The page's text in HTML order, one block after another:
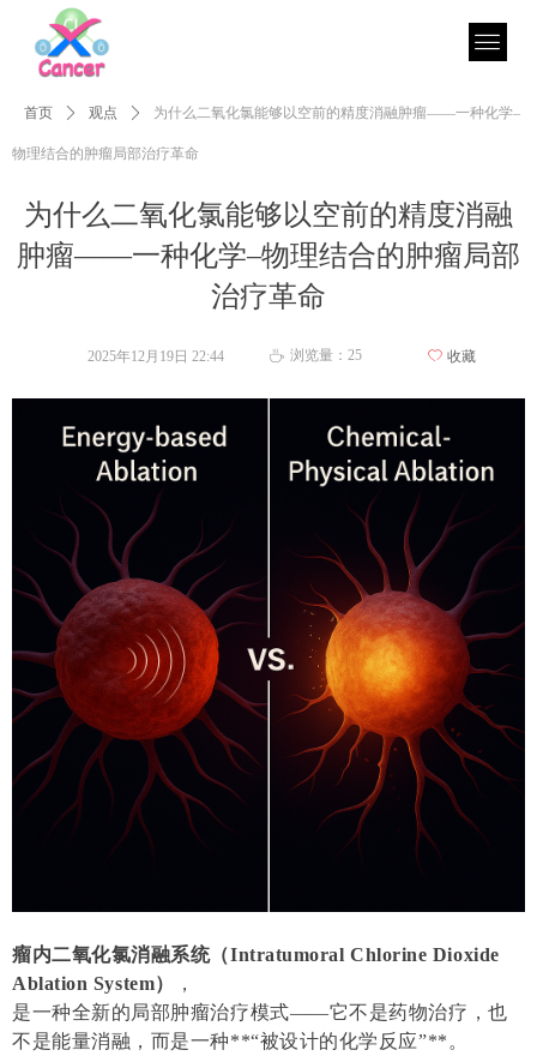
为什么二氧化氯能够以空前的精度消融
肿瘤——一种化学–物理结合的肿瘤局部
治疗革命
首页 ꄲ 观点 ꄲ 为什么二氧化氯能够以空前的精度消融肿瘤——一种化学–
物理结合的肿瘤局部治疗革命
瘤内二氧化氯消融系统（Intratumoral Chlorine Dioxide
Ablation System）
，
是一种全新的局部肿瘤治疗模式——它不是药物治疗，也
不是能量消融，而是一种**“被设计的化学反应”**。
2025年12月19日 22:44 ꄘ 浏览量： 25 ꄀ 收藏